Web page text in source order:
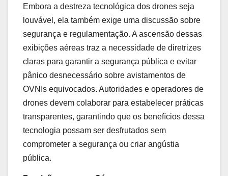
Embora a destreza tecnológica dos drones seja
louvável, ela também exige uma discussão sobre
segurança e regulamentação. A ascensão dessas
exibições aéreas traz a necessidade de diretrizes
claras para garantir a segurança pública e evitar
pânico desnecessário sobre avistamentos de
OVNIs equivocados. Autoridades e operadores de
drones devem colaborar para estabelecer práticas
transparentes, garantindo que os benefícios dessa
tecnologia possam ser desfrutados sem
comprometer a segurança ou criar angústia
pública.